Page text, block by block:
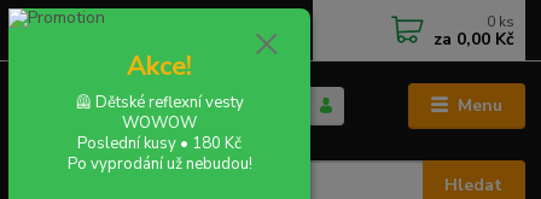
Menu
CZK
Hledat
+420 702 855 412
0 ks
za 0,00 Kč
Akce!
🦺 Dětské reflexní vesty
WOWOW
Poslední kusy • 180 Kč
Po vyprodání už nebudou!